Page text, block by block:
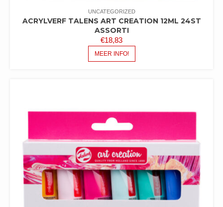
UNCATEGORIZED
ACRYLVERF TALENS ART CREATION 12ML 24ST
ASSORTI
€18,83
MEER INFO!